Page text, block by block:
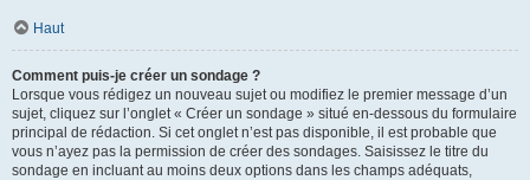
Haut
Comment puis-je créer un sondage ?
Lorsque vous rédigez un nouveau sujet ou modifiez le premier message d’un
sujet, cliquez sur l’onglet « Créer un sondage » situé en-dessous du formulaire
principal de rédaction. Si cet onglet n’est pas disponible, il est probable que
vous n’ayez pas la permission de créer des sondages. Saisissez le titre du
sondage en incluant au moins deux options dans les champs adéquats,